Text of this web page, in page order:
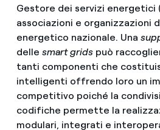
Gestore dei servizi energetici
associazioni e organizzazioni
energetico nazionale. Una
delle smart gridspuò
tanti componenti che
intelligenti offrendo loro un
competitivo poiché la
codifiche permette la
modulari, integrati e